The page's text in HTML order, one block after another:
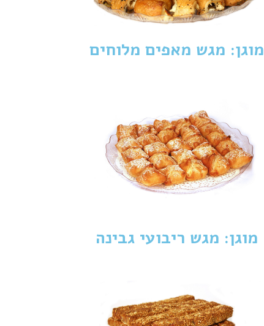
מוגן: מגש מאפים מלוחים
מוגן: מגש ריבועי גבינה